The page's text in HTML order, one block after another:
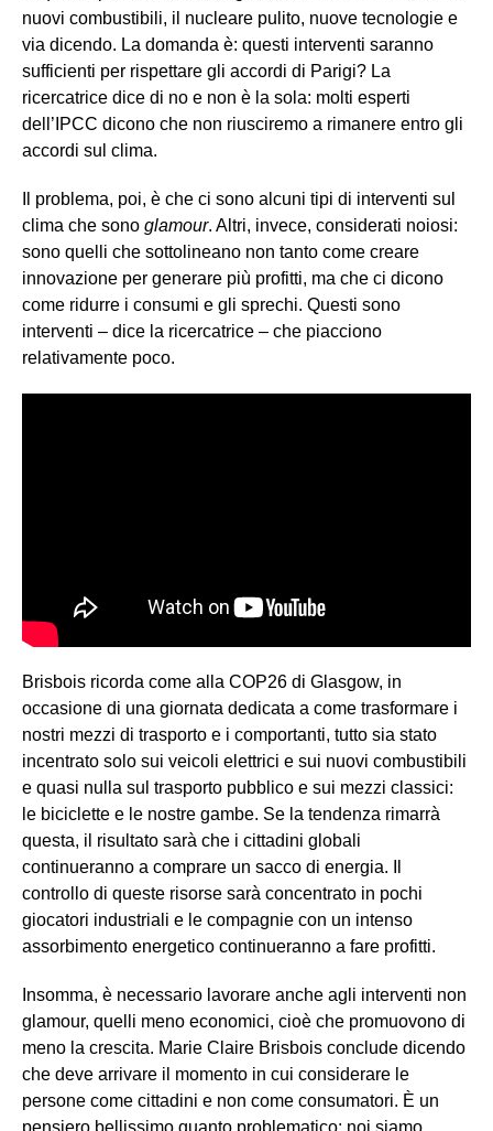
nuovi combustibili, il nucleare pulito, nuove tecnologie e
via dicendo. La domanda è: questi interventi saranno
sufficienti per rispettare gli accordi di Parigi? La
ricercatrice dice di no e non è la sola: molti esperti
dell’IPCC dicono che non riusciremo a rimanere entro gli
accordi sul clima.
Il problema, poi, è che ci sono alcuni tipi di interventi sul
clima che sono glamour. Altri, invece, considerati noiosi:
sono quelli che sottolineano non tanto come creare
innovazione per generare più profitti, ma che ci dicono
come ridurre i consumi e gli sprechi. Questi sono
interventi – dice la ricercatrice – che piacciono
relativamente poco.
Brisbois ricorda come alla COP26 di Glasgow, in
occasione di una giornata dedicata a come trasformare i
nostri mezzi di trasporto e i comportanti, tutto sia stato
incentrato solo sui veicoli elettrici e sui nuovi combustibili
e quasi nulla sul trasporto pubblico e sui mezzi classici:
le biciclette e le nostre gambe. Se la tendenza rimarrà
questa, il risultato sarà che i cittadini globali
continueranno a comprare un sacco di energia. Il
controllo di queste risorse sarà concentrato in pochi
giocatori industriali e le compagnie con un intenso
assorbimento energetico continueranno a fare profitti.
Insomma, è necessario lavorare anche agli interventi non
glamour, quelli meno economici, cioè che promuovono di
meno la crescita. Marie Claire Brisbois conclude dicendo
che deve arrivare il momento in cui considerare le
persone come cittadini e non come consumatori. È un
pensiero bellissimo quanto problematico: noi siamo